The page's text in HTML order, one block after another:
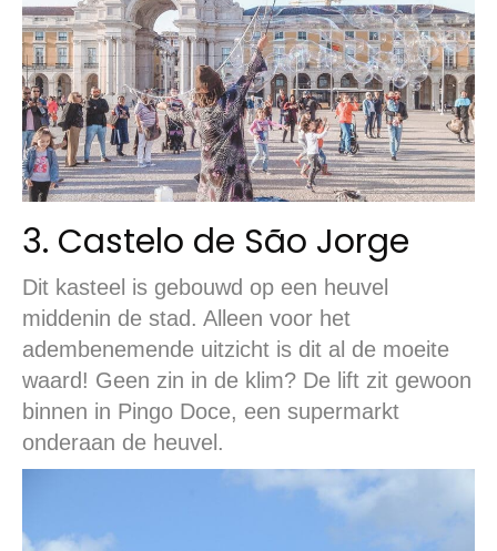
3. Castelo de São Jorge
Dit kasteel is gebouwd op een heuvel
middenin de stad. Alleen voor het
adembenemende uitzicht is dit al de moeite
waard! Geen zin in de klim? De lift zit gewoon
binnen in Pingo Doce, een supermarkt
onderaan de heuvel.